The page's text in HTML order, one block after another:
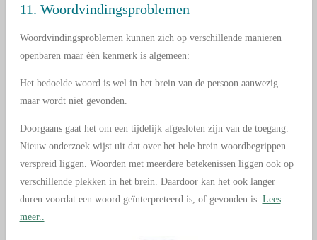
11. Woordvindingsproblemen
Woordvindingsproblemen kunnen zich op verschillende manieren
openbaren maar één kenmerk is algemeen:
Het bedoelde woord is wel in het brein van de persoon aanwezig
maar wordt niet gevonden.
Doorgaans gaat het om een tijdelijk afgesloten zijn van de toegang.
Nieuw onderzoek wijst uit dat over het hele brein woordbegrippen
verspreid liggen. Woorden met meerdere betekenissen liggen ook op
verschillende plekken in het brein. Daardoor kan het ook langer
duren voordat een woord geïnterpreteerd is, of gevonden is. Lees
meer..